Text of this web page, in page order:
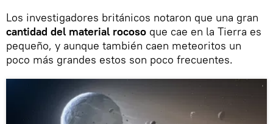
Los investigadores británicos notaron que una gran
cantidad del material rocoso que cae en la Tierra es
pequeño, y aunque también caen meteoritos un
poco más grandes estos son poco frecuentes.